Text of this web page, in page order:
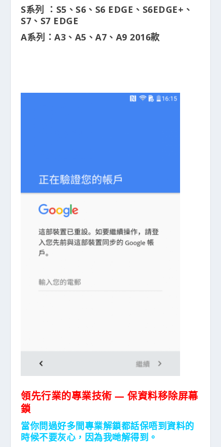
S系列 ： S5 、 S6 、 S6 EDGE 、 S6EDGE+ 、
S7 、 S7 EDGE
A系列：A3 、 A5 、A7 、 A9 2016款
領先行業的專業技術 — 保資料移除屏幕
鎖
當你問過好多間專業解鎖都話保唔到資料的
時候不要灰心，因為我哋解得到。